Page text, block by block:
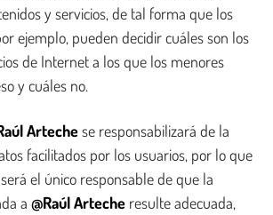
y servicios, de tal forma que los
ejemplo, pueden decidir cuáles son los
de Internet a los que los menores
y cuáles no.
Artechese responsabilizará de la
facilitados por los usuarios, por lo que
el único responsable de que la
a @Raúl Arteche resulte adecuada,